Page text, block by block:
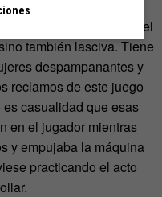
relación del jugador y el
también lasciva. Tiene
despampanantes y
reclamos de este juego
casualidad que esas
en el jugador mientras
y empujaba la máquina
practicando el acto